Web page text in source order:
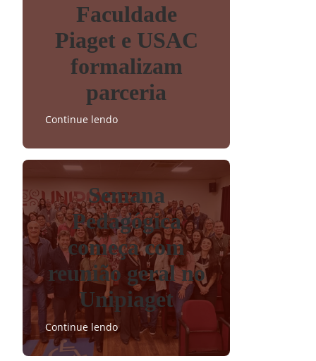
Faculdade
Piaget e USAC
formalizam
parceria
Continue lendo
Semana
Pedagógica
começa com
reunião geral no
Unipiaget
Continue lendo